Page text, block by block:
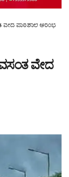
ವೇದ ಪಾಠಶಾಲೆ ಆರಂಭ
ವೇದ